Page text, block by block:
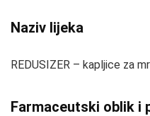
Naziv lijeka
REDUSIZER – kapljice za
Farmaceutski oblik i